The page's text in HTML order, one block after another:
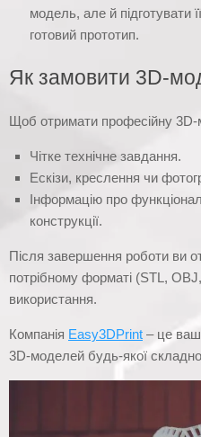
модель, але й підготувати
готовий прототип.
Як замовити 3D-
Щоб отримати професійну
Чітке технічне завдання.
Ескізи, креслення чи
Інформацію про
конструкції.
Після завершення роботи ви
потрібному форматі (STL,
використання.
Компанія Easy3DPrint – це ваш
3D-моделей будь-якої